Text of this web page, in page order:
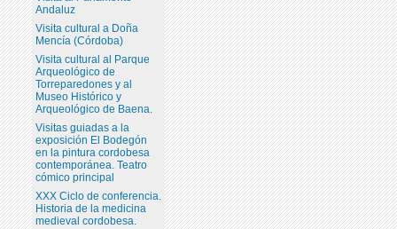
Andaluz
Visita cultural a Doña
Mencía (Córdoba)
Visita cultural al Parque
Arqueológico de
Torreparedones y al
Museo Histórico y
Arqueológico de Baena.
Visitas guiadas a la
exposición El Bodegón
en la pintura cordobesa
contemporánea. Teatro
cómico principal
XXX Ciclo de conferencia.
Historia de la medicina
medieval cordobesa.